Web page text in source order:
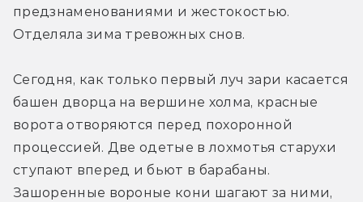
предзнаменованиями и жестокостью.
Отделяла зима тревожных снов.
Сегодня, как только первый луч зари касается
башен дворца на вершине холма, красные
ворота отворяются перед похоронной
процессией. Две одетые в лохмотья старухи
ступают вперед и бьют в барабаны.
Зашоренные вороные кони шагают за ними,